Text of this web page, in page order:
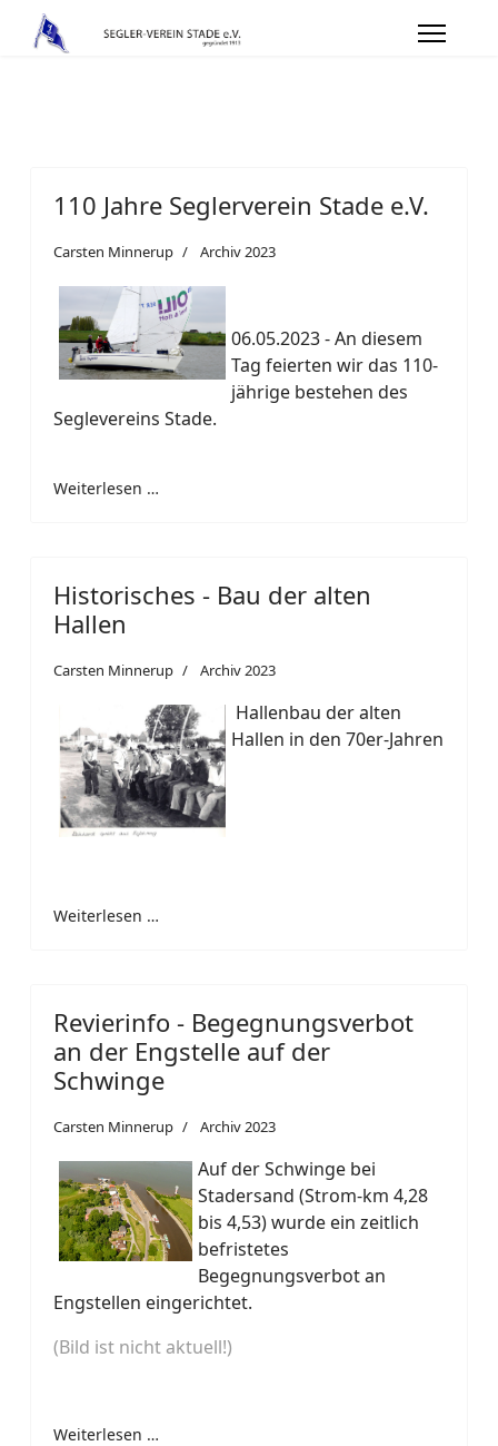
110 Jahre Seglerverein Stade e.V.
Carsten Minnerup Archiv 2023
06.05.2023 - An diesem
Tag feierten wir das 110-
jährige bestehen des
Seglevereins Stade.
Weiterlesen …
Historisches - Bau der alten
Hallen
Carsten Minnerup Archiv 2023
Hallenbau der alten
Hallen in den 70er-Jahren
Weiterlesen …
Revierinfo - Begegnungsverbot
an der Engstelle auf der
Schwinge
Carsten Minnerup Archiv 2023
Auf der Schwinge bei
Stadersand (Strom-km 4,28
bis 4,53) wurde ein zeitlich
befristetes
Begegnungsverbot an
Engstellen eingerichtet.
(Bild ist nicht aktuell!)
Weiterlesen …